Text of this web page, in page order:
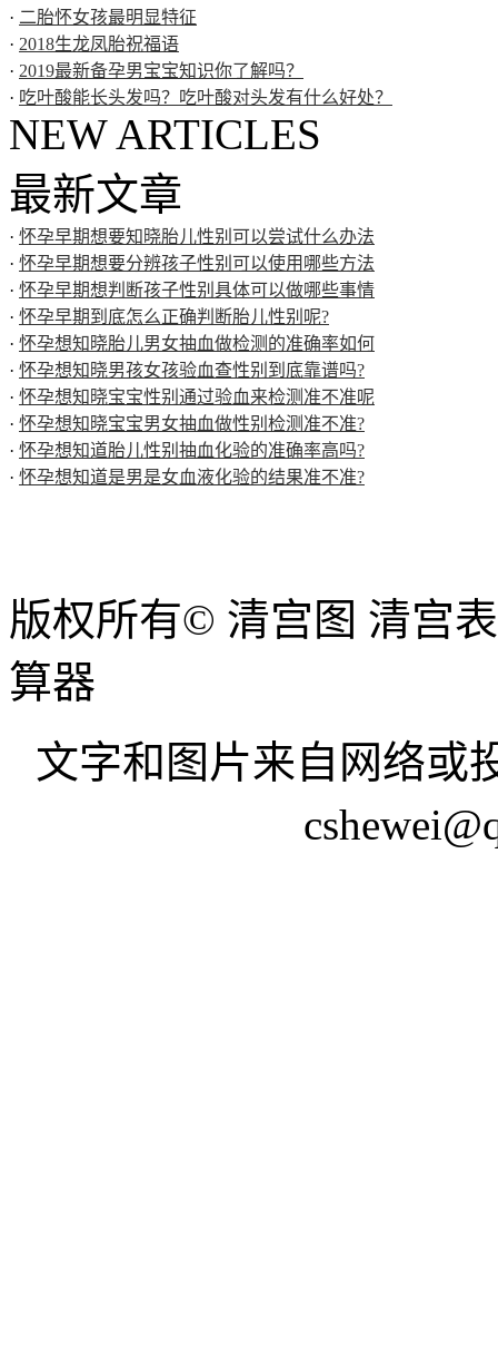
· 二胎怀女孩最明显特征
· 2018生龙凤胎祝福语
· 2019最新备孕男宝宝知识你了解吗？
· 吃叶酸能长头发吗？吃叶酸对头发有什么好处？
NEW ARTICLES
最新文章
· 怀孕早期想要知晓胎儿性别可以尝试什么办法
· 怀孕早期想要分辨孩子性别可以使用哪些方法
· 怀孕早期想判断孩子性别具体可以做哪些事情
· 怀孕早期到底怎么正确判断胎儿性别呢?
· 怀孕想知晓胎儿男女抽血做检测的准确率如何
· 怀孕想知晓男孩女孩验血查性别到底靠谱吗?
· 怀孕想知晓宝宝性别通过验血来检测准不准呢
· 怀孕想知晓宝宝男女抽血做性别检测准不准?
· 怀孕想知道胎儿性别抽血化验的准确率高吗?
· 怀孕想知道是男是女血液化验的结果准不准?
版权所有© 清宫图 清宫
算器
文字和图片来自网络或